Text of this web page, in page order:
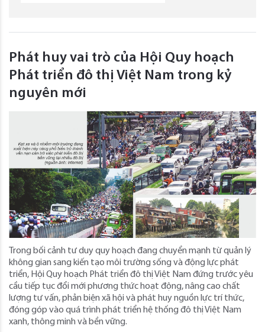
Phát huy vai trò của Hội Quy hoạch
Phát triển đô thị Việt Nam trong kỷ
nguyên mới
Trong bối cảnh tư duy quy hoạch đang chuyển mạnh từ quản lý
không gian sang kiến tạo môi trường sống và động lực phát
triển, Hội Quy hoạch Phát triển đô thị Việt Nam đứng trước yêu
cầu tiếp tục đổi mới phương thức hoạt động, nâng cao chất
lượng tư vấn, phản biện xã hội và phát huy nguồn lực trí thức,
đóng góp vào quá trình phát triển hệ thống đô thị Việt Nam
xanh, thông minh và bền vững.